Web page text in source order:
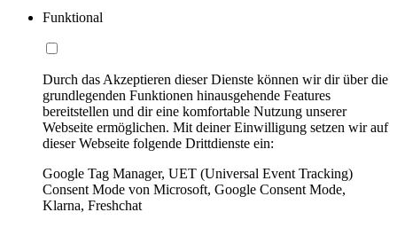
Funktional
Durch das Akzeptieren dieser Dienste können wir dir über die
grundlegenden Funktionen hinausgehende Features
bereitstellen und dir eine komfortable Nutzung unserer
Webseite ermöglichen. Mit deiner Einwilligung setzen wir auf
dieser Webseite folgende Drittdienste ein:
Google Tag Manager, UET (Universal Event Tracking)
Consent Mode von Microsoft, Google Consent Mode,
Klarna, Freshchat